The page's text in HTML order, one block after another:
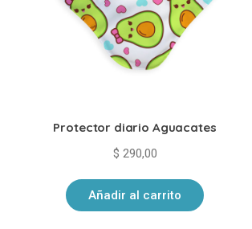
Protector diario Aguacates
$ 290,00
Añadir al carrito